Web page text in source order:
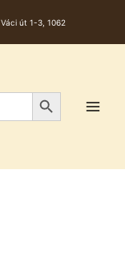
út 1-3, 1062
Search Button